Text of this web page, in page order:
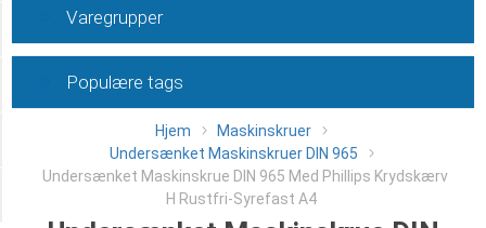
Hjem
Maskinskruer
Undersænket Maskinskruer DIN 965
Undersænket Maskinskrue DIN 965 Med Phillips Krydskærv
H Rustfri-Syrefast A4
Dimension
Længde
Varegrupper
Populære tags